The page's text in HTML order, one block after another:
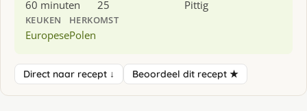
60 minuten 25 Pittig
KEUKEN
Europese
HERKOMST
Polen
Direct naar recept ↓ Beoordeel dit recept ★